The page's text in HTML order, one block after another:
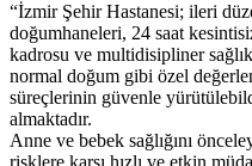
“İzmir Şehir Hastanesi; ileri
doğumhaneleri, 24 saat
kadrosu ve multidisipliner
normal doğum gibi özel
süreçlerinin güvenle
almaktadır.
Anne ve bebek sağlığını